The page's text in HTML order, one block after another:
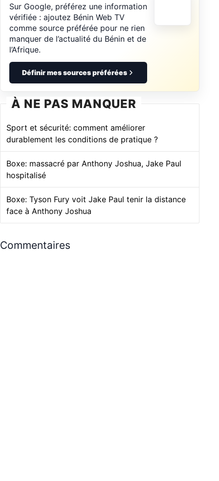
Sur Google, préférez une information
vérifiée : ajoutez Bénin Web TV
comme source préférée pour ne rien
manquer de l’actualité du Bénin et de
l’Afrique.
Définir mes sources préférées
À NE PAS MANQUER
Sport et sécurité: comment améliorer
durablement les conditions de pratique ?
Boxe: massacré par Anthony Joshua, Jake Paul
hospitalisé
Boxe: Tyson Fury voit Jake Paul tenir la distance
face à Anthony Joshua
Commentaires